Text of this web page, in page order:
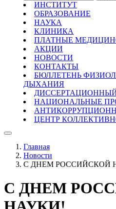
ИНСТИТУТ
ОБРАЗОВАНИЕ
НАУКА
КЛИНИКА
ПЛАТНЫЕ
АКЦИИ
НОВОСТИ
КОНТАКТЫ
БЮЛЛЕТЕНЬ
ДЫХАНИЯ
НАЦИОНАЛЬНЫЕ
ЦЕНТР
Главная
Новости
С ДНЕМ РОССИЙСКОЙ
С ДНЕМ